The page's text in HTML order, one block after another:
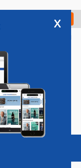
Check in
Vacatures
x